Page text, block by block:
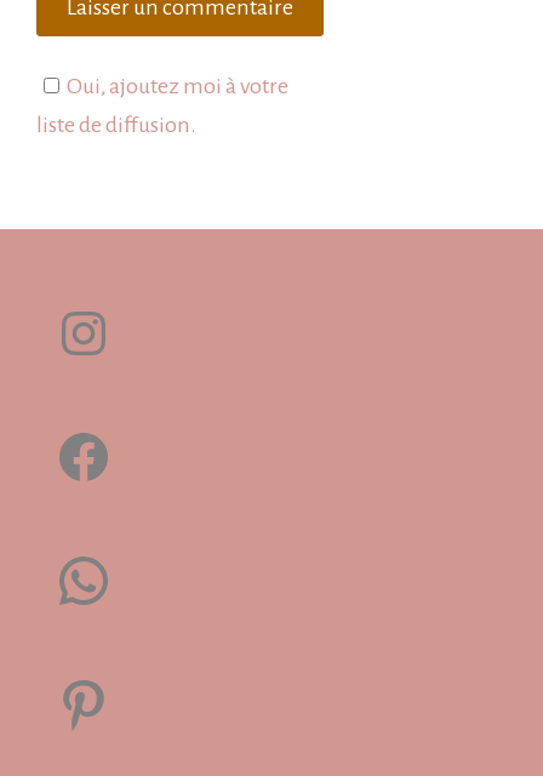
Oui, ajoutez moi à votre
liste de diffusion.
Instagram
Facebook
WhatsApp
Pinterest